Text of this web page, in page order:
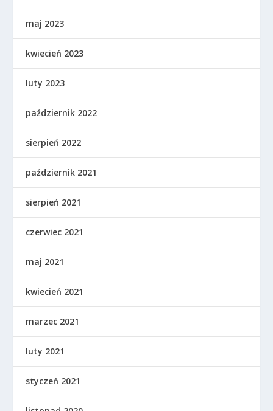
maj 2023
kwiecień 2023
luty 2023
październik 2022
sierpień 2022
październik 2021
sierpień 2021
czerwiec 2021
maj 2021
kwiecień 2021
marzec 2021
luty 2021
styczeń 2021